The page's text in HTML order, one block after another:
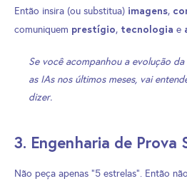
Então insira (ou substitua) imagens,
comuniquem prestígio, tecnologia e
Se você acompanhou a evolução
as IAs nos últimos meses, vai
dizer.
3. Engenharia de Prova
Não peça apenas “5 estrelas”. Então